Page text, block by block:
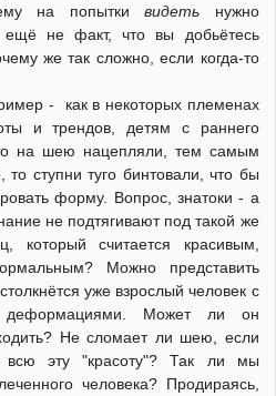
на попыткивидеть нужно
не факт, что вы добьётесь
же так сложно, если когда-то
- как в некоторых племенах
и трендов, детям с раннего
то на шею нацепляли, тем самым
то ступни туго бинтовали, что бы
форму. Вопрос, знатоки - а
не подтягивают под такой же
который считается красивым,
Можно представить
уже взрослый человек с
деформациями. Может ли он
Не сломает ли шею, если
всю эту "красоту"? Так ли мы
человека? Продираясь,